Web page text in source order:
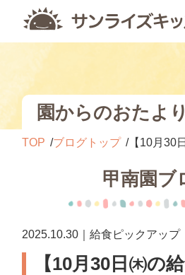
園からのおたより
TOP ブログトップ 【10月30
甲南園ブ
2025.10.30｜給食ピックアップ
【10月30日㈭の